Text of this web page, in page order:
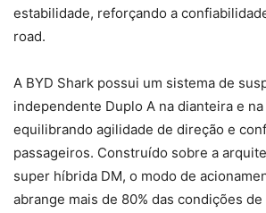
estabilidade, reforçando a
road.
A BYD Shark possui um sistema de
independente Duplo A na dianteira e
equilibrando agilidade de direção e
passageiros. Construído sobre a
super híbrida DM, o modo de
abrange mais de 80% das condições